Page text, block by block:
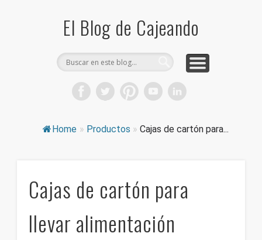
El Blog de Cajeando
Home » Productos » Cajas de cartón para...
Cajas de cartón para
llevar alimentación